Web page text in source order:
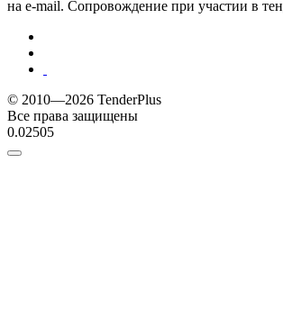
на e-mail. Сопровождение при участии в
© 2010—2026 TenderPlus
Все права защищены
0.02505